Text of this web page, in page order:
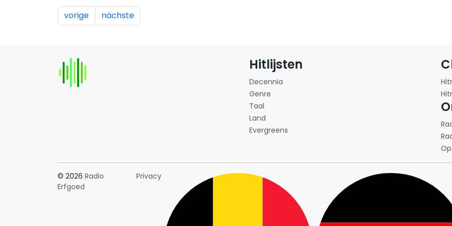
vorige nächste
Hitlijsten
Decennia
Genre
Taal
Land
Evergreens
© 2026 Radio
Erfgoed
PrivacyLänderauswahl